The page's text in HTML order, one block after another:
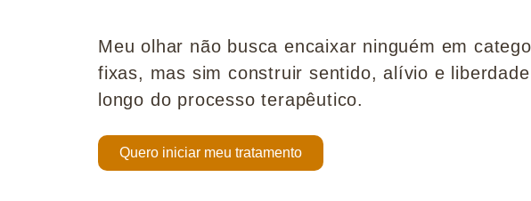
Meu olhar não busca encaixar ninguém em
fixas, mas sim construir sentido, alívio e
longo do processo terapêutico.
Quero iniciar meu tratamento